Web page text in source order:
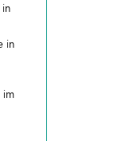
in
im